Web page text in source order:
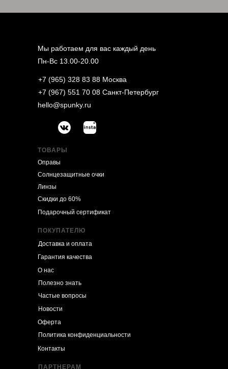
ТОВАРЫ
Оправы
ПОКУПАТЕЛЮ
Мы работаем для вас каждый день
Пн-Вс 13.00-20.00
+7 (965) 328 83 88 Москва
+7 (967) 551 70 08 Санкт-Петербург
hello@spunky.ru
Солнцезащитные очки
Линзы
Скидки до 60%
Доставка и оплата
О нас
Полезно знать
Частые вопросы
Новости
Оферта
Политика конфиденциальности
Контакты
ПАРТНЕРАМ
Подарочный сертификат
Гарантия качества